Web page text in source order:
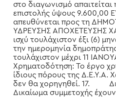
στο διαγωνισμό απαιτείται
επιστολής ύψους 9.600,00
απευθύνεται προς τη
ΥΔΡΕΥΣΗΣ ΑΠΟΧΕΤΕΥΣΗΣ
ισχύ τουλάχιστον έξι (6)
την ημερομηνία
τουλάχιστον μέχρι 11
Χρηματοδότηση: Το έργο
ίδιους πόρους της Δ.Ε.Υ.Α.
δεν θα χορηγηθεί. 17.
Δικαίωμα συμμετοχής